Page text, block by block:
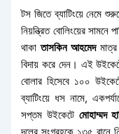
টস জিতে ব্যাটিংয়ে নেমে
নিয়ন্ত্রিত বোলিংয়ের সামনে
থাকাতাসকিন আহমেদমাত্র
বিদায় করে দেন। এই
বোলার হিসেবে ১০০
ব্যাটিংয়ে ধস নামে,
সপ্তম উইকেটে মোহাম্মদ